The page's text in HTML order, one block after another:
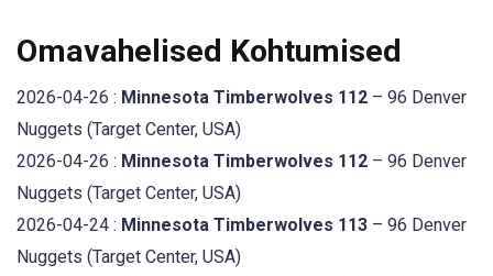
Omavahelised Kohtumised
2026-04-26 : Minnesota Timberwolves 112 – 96 Denver
Nuggets (Target Center, USA)
2026-04-26 : Minnesota Timberwolves 112 – 96 Denver
Nuggets (Target Center, USA)
2026-04-24 : Minnesota Timberwolves 113 – 96 Denver
Nuggets (Target Center, USA)